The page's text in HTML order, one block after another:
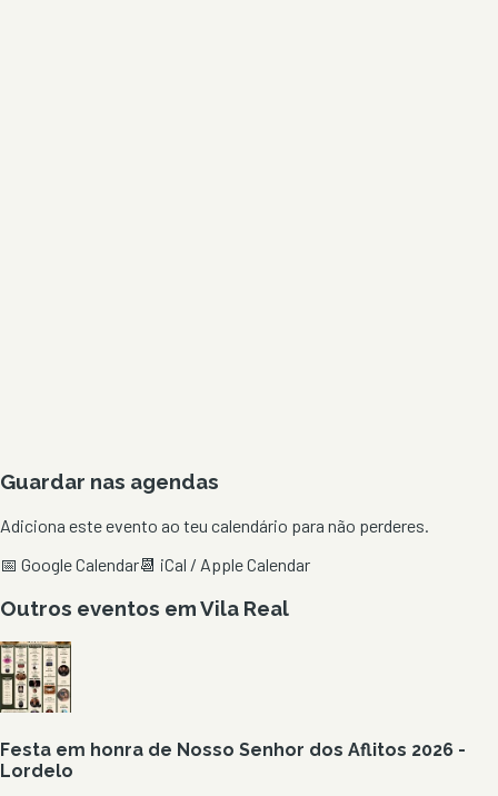
Guardar nas agendas
Adiciona este evento ao teu calendário para não perderes.
📅 Google Calendar📆 iCal / Apple Calendar
Outros eventos emVila Real
Festa em honra de Nosso Senhor dos Aflitos 2026 -
Lordelo